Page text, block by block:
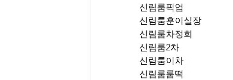
신림룸훈이실장
신림룸차정희
신림룸2차
신림룸이차
신림룸룸떡